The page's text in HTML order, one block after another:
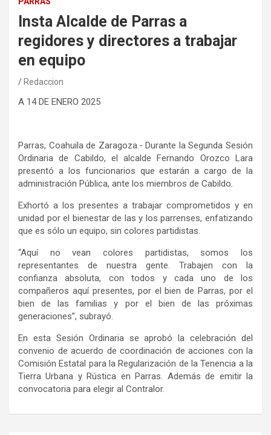
Insta Alcalde de Parras a
regidores y directores a trabajar
en equipo
Redaccion
A 14 DE ENERO 2025
Parras, Coahuila de Zaragoza.- Durante la Segunda Sesión
Ordinaria de Cabildo, el alcalde Fernando Orozco Lara
presentó a los funcionarios que estarán a cargo de la
administración Pública, ante los miembros de Cabildo.
Exhortó a los presentes a trabajar comprometidos y en
unidad por el bienestar de las y los parrenses, enfatizando
que es sólo un equipo, sin colores partidistas.
“Aquí no vean colores partidistas, somos los
representantes de nuestra gente. Trabajen con la
confianza absoluta, con todos y cada uno de los
compañeros aquí presentes, por el bien de Parras, por el
bien de las familias y por el bien de las próximas
generaciones”, subrayó.
En esta Sesión Ordinaria se aprobó la celebración del
convenio de acuerdo de coordinación de acciones con la
Comisión Estatal para la Regularización de la Tenencia a la
Tierra Urbana y Rústica en Parras. Además de emitir la
convocatoria para elegir al Contralor.